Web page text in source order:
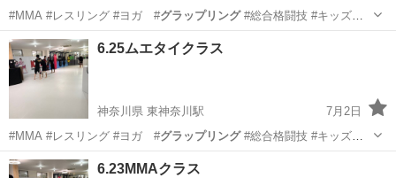
#MMA #レスリング #ヨガ #グラップリング#総合格闘技 #キッズレ
スリン…
神奈川 横浜市 東神奈川駅
キッズキックボクシング
6.25ムエタイクラス
神奈川県 東神奈川駅
7月2日
#MMA #レスリング #ヨガ #グラップリング#総合格闘技 #キッズレ
スリン…
神奈川 横浜市 東神奈川駅
6.23MMAクラス